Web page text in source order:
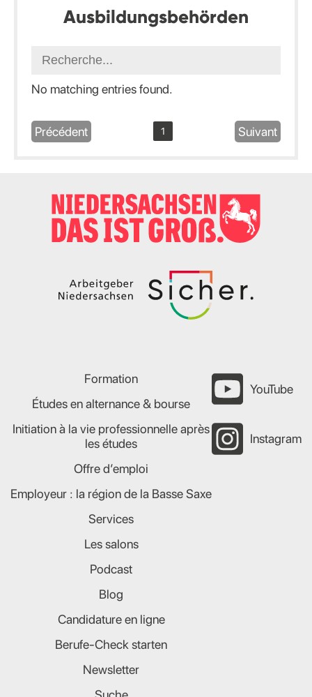
Ausbildungsbehörden
No matching entries found.
Précédent 1 Suivant
Formation
Études en alternance & bourse
Initiation à la vie professionnelle après
les études
Offre d’emploi
Employeur : la région de la Basse Saxe
Services
Les salons
Podcast
Blog
Candidature en ligne
Berufe-Check starten
Newsletter
YouTube
Instagram